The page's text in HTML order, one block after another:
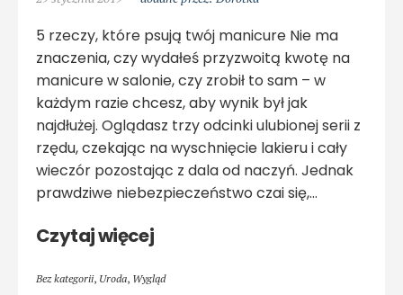
5 rzeczy, które psują twój manicure Nie ma
znaczenia, czy wydałeś przyzwoitą kwotę na
manicure w salonie, czy zrobił to sam – w
każdym razie chcesz, aby wynik był jak
najdłużej. Oglądasz trzy odcinki ulubionej serii z
rzędu, czekając na wyschnięcie lakieru i cały
wieczór pozostając z dala od naczyń. Jednak
prawdziwe niebezpieczeństwo czai się,…
Czytaj więcej
Bez kategorii, Uroda, Wygląd